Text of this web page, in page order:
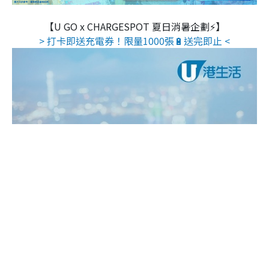
【U GO x CHARGESPOT 夏日消暑企劃⚡】
> 打卡即送充電券！限量1000張🔋送完即止 <